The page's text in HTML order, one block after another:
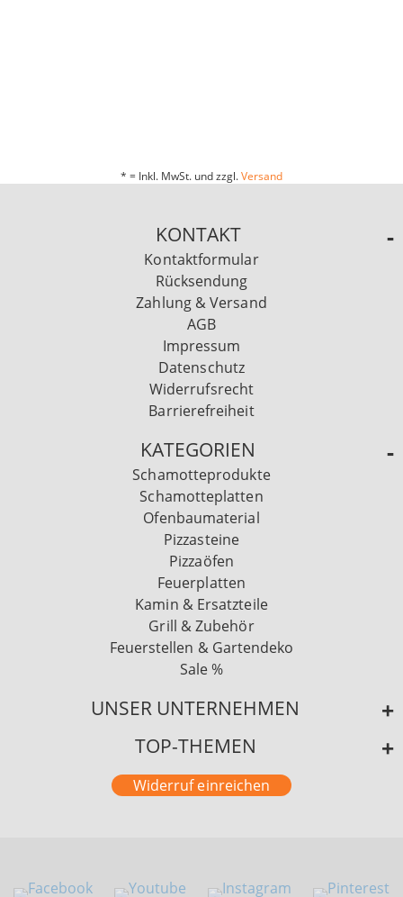
* = Inkl. MwSt. und zzgl.Versand
KONTAKT
Kontaktformular
Rücksendung
Zahlung & Versand
AGB
Impressum
Datenschutz
Widerrufsrecht
Barrierefreiheit
KATEGORIEN
Schamotteprodukte
Schamotteplatten
Ofenbaumaterial
Pizzasteine
Pizzaöfen
Feuerplatten
Kamin & Ersatzteile
Grill & Zubehör
Feuerstellen & Gartendeko
Sale %
UNSER UNTERNEHMEN
TOP-THEMEN
Widerruf einreichen